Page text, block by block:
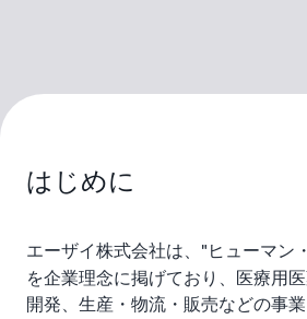
はじめに
エーザイ株式会社は、"ヒューマン
を企業理念に掲げており、医療用
開発、生産・物流・販売などの事